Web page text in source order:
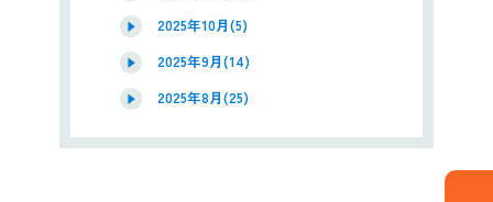
2025年10月(5)
2025年9月(14)
2025年8月(25)